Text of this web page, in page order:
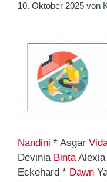
10. Oktober 2025 von
Nandini * Asgar
Devinia BintaAlexia
Eckehard * Dawn